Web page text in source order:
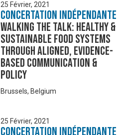
25 Février, 2021
Concertation Indépendante
Walking the talk: healthy &
sustainable food systems
through aligned, evidence-
based communication &
policy
Brussels, Belgium
25 Février, 2021
Concertation Indépendante